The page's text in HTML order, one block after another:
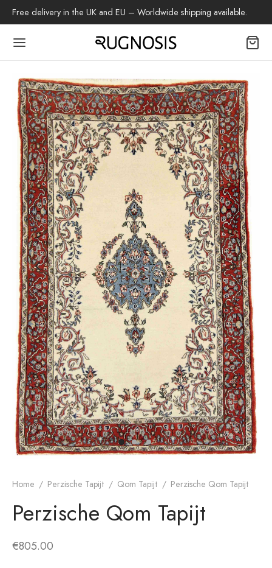
Free delivery in the UK and EU – Worldwide shipping available.
Home / Perzische Tapijt / Qom Tapijt / Perzische Qom Tapijt
Perzische Qom Tapijt
€805.00
Back
Tapijt
Tapijt
Tapijt
ontwerp